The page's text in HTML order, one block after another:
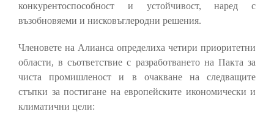
конкурентоспособност и устойчивост, наред с
възобновяеми и нисковъглеродни решения.
Членовете на Алианса определиха четири приоритетни
области, в съответствие с разработването на Пакта за
чиста промишленост и в очакване на следващите
стъпки за постигане на европейските икономически и
климатични цели: